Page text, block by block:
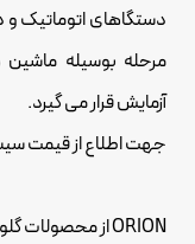
دستگاهای اتوماتیک
مرحله بوسیله ماشین
آزمایش قرار می گیرد.
جهت اطلاع از قیمت
ORION از محصولات گلوبال فایرGlobal fire